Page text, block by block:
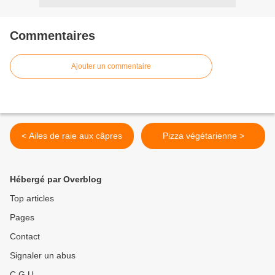
Commentaires
Ajouter un commentaire
< Ailes de raie aux câpres Pizza végétarienne >
Hébergé par Overblog
Top articles
Pages
Contact
Signaler un abus